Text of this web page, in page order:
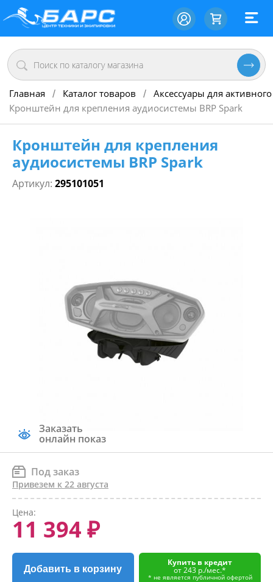
Главная / Каталог товаров / Аксессуары для
Кронштейн для крепления аудиосистемы BRP Spark
Кронштейн для крепления
аудиосистемы BRP Spark
Артикул: 295101051
Заказать
онлайн показ
Под заказ
Привезем к 22 августа
Цена:
11 394 ₽
Добавить в корзину
Купить в кредит
от 243 р./мес.*
* не является публичной офертой